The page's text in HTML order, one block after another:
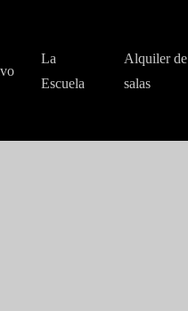
La
Escuela
Alquiler de
salas